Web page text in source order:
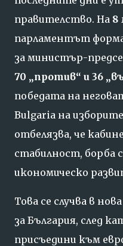
правителство. На 8
парламентът
за министър-
70 „против“ и 36
победата на
Bulgaria на
отбелязва, че
стабилност, борба
икономическо
Това се случва в
за България, след
присъедини към